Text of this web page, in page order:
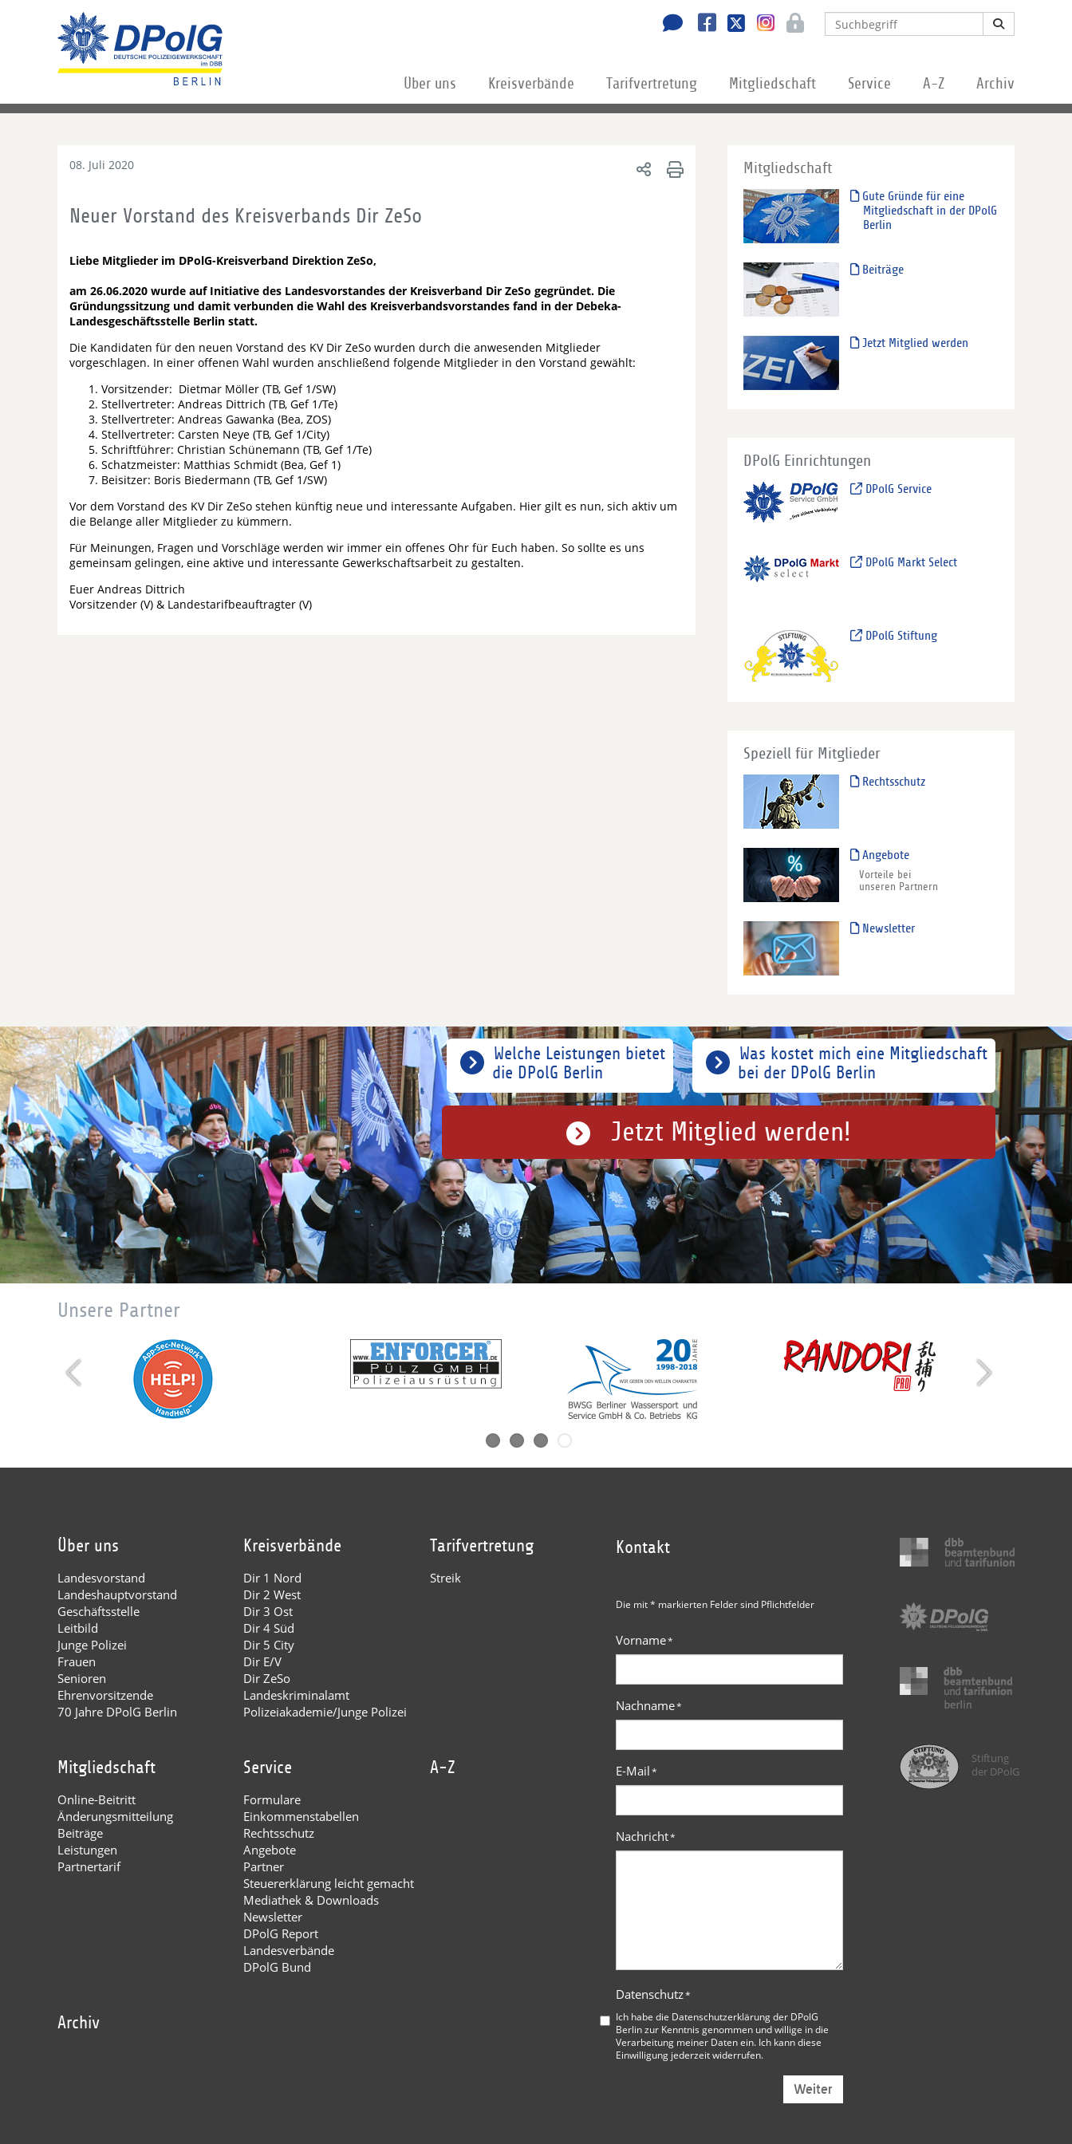
Über uns Kreisverbände Tarifvertretung Mitgliedschaft Service A-Z Archiv
08. Juli 2020
Neuer Vorstand des Kreisverbands Dir ZeSo
Liebe Mitglieder im DPolG-Kreisverband Direktion ZeSo,
am 26.06.2020 wurde auf Initiative des Landesvorstandes der Kreisverband Dir ZeSo gegründet. Die
Gründungssitzung und damit verbunden die Wahl des Kreisverbandsvorstandes fand in der Debeka-
Landesgeschäftsstelle Berlin statt.
Die Kandidaten für den neuen Vorstand des KV Dir ZeSo wurden durch die anwesenden Mitglieder
vorgeschlagen. In einer offenen Wahl wurden anschließend folgende Mitglieder in den Vorstand gewählt:
Vorsitzender: Dietmar Möller (TB, Gef 1/SW)
Stellvertreter: Andreas Dittrich (TB, Gef 1/Te)
Stellvertreter: Andreas Gawanka (Bea, ZOS)
Stellvertreter: Carsten Neye (TB, Gef 1/City)
Schriftführer: Christian Schünemann (TB, Gef 1/Te)
Schatzmeister: Matthias Schmidt (Bea, Gef 1)
Beisitzer: Boris Biedermann (TB, Gef 1/SW)
Vor dem Vorstand des KV Dir ZeSo stehen künftig neue und interessante Aufgaben. Hier gilt es nun, sich aktiv um
die Belange aller Mitglieder zu kümmern.
Für Meinungen, Fragen und Vorschläge werden wir immer ein offenes Ohr für Euch haben. So sollte es uns
gemeinsam gelingen, eine aktive und interessante Gewerkschaftsarbeit zu gestalten.
Euer Andreas Dittrich
Vorsitzender (V) & Landestarifbeauftragter (V)
Mitgliedschaft
Gute Gründe für eine
Mitgliedschaft in der DPolG
Berlin
Beiträge
Jetzt Mitglied werden
DPolG Einrichtungen
DPolG Service
DPolG Markt Select
DPolG Stiftung
Speziell für Mitglieder
Rechtsschutz
Angebote
Vorteile bei
unseren Partnern
Newsletter
Was kostet mich eine Mitgliedschaft
bei der DPolG Berlin
Welche Leistungen bietet
die DPolG Berlin
Jetzt Mitglied werden!
Unsere Partner
Über uns
Landesvorstand
Landeshauptvorstand
Geschäftsstelle
Leitbild
Junge Polizei
Frauen
Senioren
Ehrenvorsitzende
70 Jahre DPolG Berlin
Kreisverbände
Dir 1 Nord
Dir 2 West
Dir 3 Ost
Dir 4 Süd
Dir 5 City
Dir E/V
Dir ZeSo
Landeskriminalamt
Polizeiakademie/Junge Polizei
Tarifvertretung
Streik
Mitgliedschaft
Online-Beitritt
Änderungsmitteilung
Beiträge
Leistungen
Partnertarif
Service
Formulare
Einkommenstabellen
Rechtsschutz
Angebote
Partner
Steuererklärung leicht gemacht
Mediathek & Downloads
Newsletter
DPolG Report
Landesverbände
DPolG Bund
A-Z
Archiv
Kontakt
Die mit * markierten Felder sind Pflichtfelder
Vorname*
Nachname*
E-Mail*
Nachricht*
Datenschutz*
Ich habe die Datenschutzerklärung der DPolG
Berlinzur Kenntnis genommen und willige in die
Verarbeitung meiner Daten ein. Ich kann diese
Einwilligung jederzeit widerrufen.
Weiter
Stiftung
der DPolG